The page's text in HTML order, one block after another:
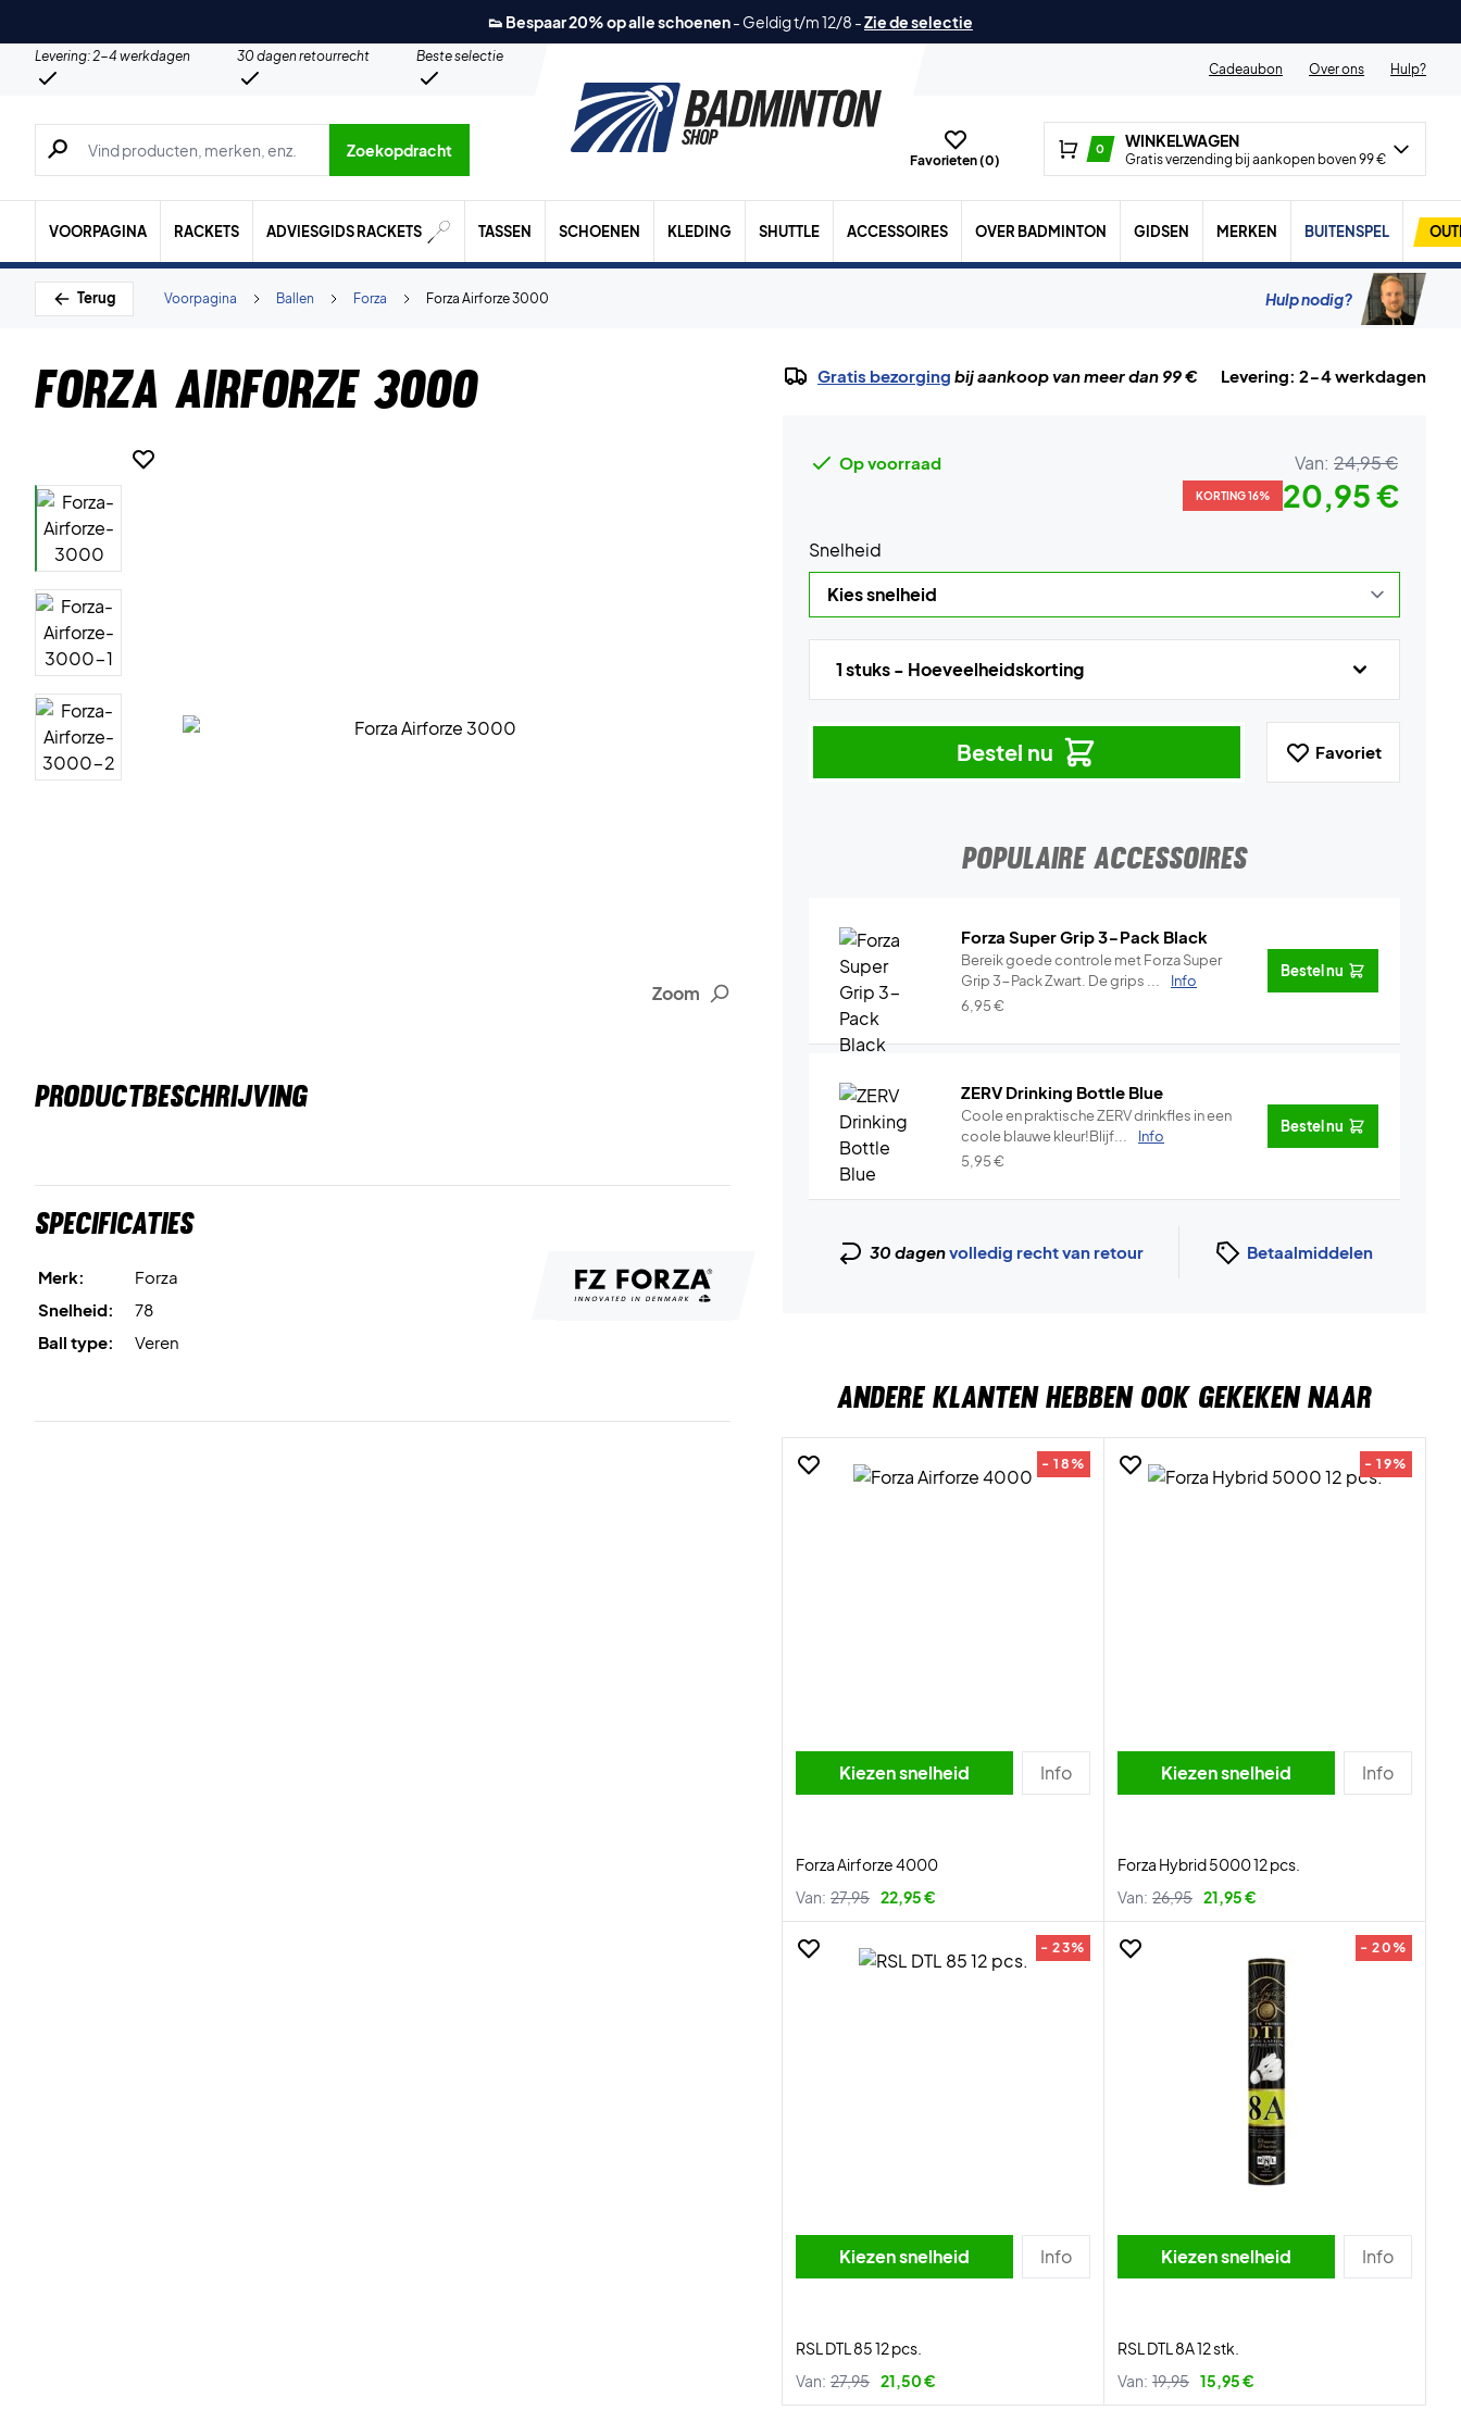
👟 Bespaar 20% op alle schoenen- Geldig t/m 12/8 -Zie de selectie
Levering: 2-4 werkdagen 30 dagen retourrecht
Beste selectie
Cadeaubon
Over ons Hulp?
Zoeken naar producten, merken etc.
Zoekopdracht
Favorieten (0)
0 WINKELWAGEN
Gratis verzending bij aankopen boven 99 €
VOORPAGINA RACKETS ADVIESGIDS RACKETS TASSEN SCHOENEN KLEDING SHUTTLE ACCESSOIRES OVER BADMINTON GIDSEN MERKEN BUITENSPEL
Terug Forza Airforze 3000
Forza
Ballen
Voorpagina Hulp nodig?
Forza Airforze 3000
Zoom
PRODUCTBESCHRIJVING
Specificaties
Merk:
Forza
Snelheid:
78
Ball type:
Veren
Gratis bezorging bij aankoop van meer dan 99 € Levering: 2-4 werkdagen
Op voorraad Van: 24,95 €
KORTING 16% 20,95 €
Snelheid
1 stuks - Hoeveelheidskorting
Bestel nu Favoriet
POPULAIRE ACCESSOIRES
Forza Super Grip 3-Pack Black
Bereik goede controle met Forza Super
Grip 3-Pack Zwart. De grips ...
Info
6,95€
Bestel nu
ZERV Drinking Bottle Blue
Coole en praktische ZERV drinkfles in een
coole blauwe kleur!Blijf...
Info
5,95€
Bestel nu
30 dagenvolledig recht van retour Betaalmiddelen
ANDERE KLANTEN HEBBEN OOK GEKEKEN NAAR
- 18%
Kiezen snelheid Info
Forza Airforze 4000
Van: 27,95 22,95 €
- 19%
Kiezen snelheid Info
Forza Hybrid 5000 12 pcs.
Van: 26,95 21,95 €
- 23%
Kiezen snelheid Info
RSL DTL 85 12 pcs.
Van: 27,95 21,50 €
- 20%
Kiezen snelheid Info
RSL DTL 8A 12 stk.
Van: 19,95 15,95 €